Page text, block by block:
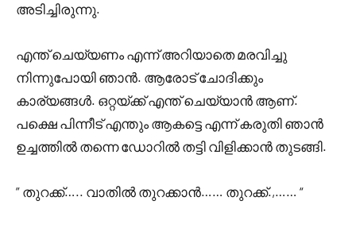
അടിച്ചിരുന്നു.
എന്ത് ചെയ്യണം എന്ന് അറിയാതെ മരവിച്ചു
നിന്നുപോയി ഞാൻ. ആരോട് ചോദിക്കും
കാര്യങ്ങൾ. ഒറ്റയ്ക്ക് എന്ത് ചെയ്യാൻ ആണ്.
പക്ഷെ പിന്നീട് എന്തും ആകട്ടെ എന്ന് കരുതി ഞാൻ
ഉച്ചത്തിൽ തന്നെ ഡോറിൽ തട്ടി വിളിക്കാൻ തുടങ്ങി.
” തുറക്ക്….. വാതിൽ തുറക്കാൻ…… തുറക്ക്.,…… “